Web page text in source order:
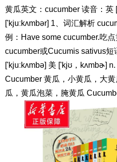
黄瓜英文：cucumber 读音：英
['kjuːkʌmbər] 1、词汇解析
例：Have some cucumber.吃
cucumber或Cucumis sativus
['kjuːkʌmbə] 美 ['kjʊ，kʌmbɚ]
Cucumber 黄瓜，小黄瓜，大
瓜，黄瓜泡菜，腌黄瓜